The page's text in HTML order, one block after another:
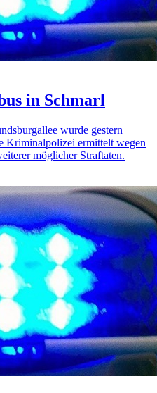
in Schmarl
wurde gestern
Kriminalpolizei ermittelt wegen
möglicher Straftaten.